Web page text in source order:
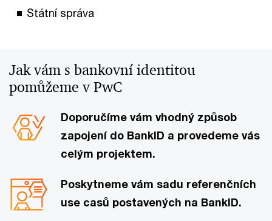
Státní správa
Jak vám s bankovní identitou
pomůžeme v PwC
Doporučíme vám vhodný způsob
zapojení do BankID a provedeme vás
celým projektem.
Poskytneme vám sadu referenčních
use casů postavených na BankID.